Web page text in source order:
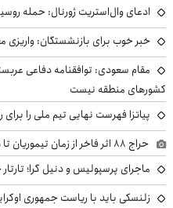
ادعای وال‌استریت ژورنال: حمله
خبر خوب برای بازنشستگان: واریزی
مقام سعودی: توافقنامه دفاعی
کشورهای منطقه نیست
پیاتزا فهرست نهایی تیم ملی را
حراج ۸۸ اثر فاخر از زمان تیموریان تا دوره معاصر +تصاویر
ماجرای پرسپولیس و دنیل گرا؛
زلنسکی باید با ریاست جمهوری